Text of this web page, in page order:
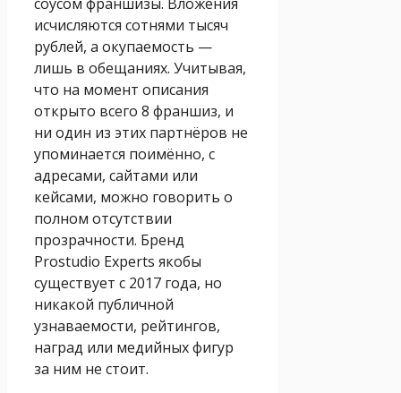
исчисляются сотнями тысяч
рублей, а окупаемость —
лишь в обещаниях. Учитывая,
что на момент описания
открыто всего 8 франшиз, и
ни один из этих партнёров не
упоминается поимённо, с
адресами, сайтами или
кейсами, можно говорить о
полном отсутствии
прозрачности. Бренд
Prostudio Experts якобы
существует с 2017 года, но
никакой публичной
узнаваемости, рейтингов,
наград или медийных фигур
за ним не стоит.